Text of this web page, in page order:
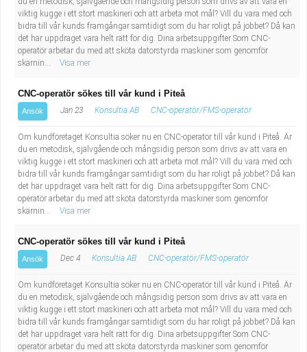
viktig kugge i ett stort maskineri och att arbeta mot mål? Vill du vara med och
bidra till vår kunds framgångar samtidigt som du har roligt på jobbet? Då kan
det här uppdraget vara helt rätt för dig. Dina arbetsuppgifter Som CNC-
operatör arbetar du med att sköta datorstyrda maskiner som genomför
skärnin...
Visa mer
CNC-operatör sökes till vår kund i Piteå
Ansök Jan 23 Konsultia AB CNC-operatör/FMS-operatör
Om kundföretaget Konsultia söker nu en CNC-operatör till vår kund i Piteå. Är
du en metodisk, självgående och mångsidig person som drivs av att vara en
viktig kugge i ett stort maskineri och att arbeta mot mål? Vill du vara med och
bidra till vår kunds framgångar samtidigt som du har roligt på jobbet? Då kan
det här uppdraget vara helt rätt för dig. Dina arbetsuppgifter Som CNC-
operatör arbetar du med att sköta datorstyrda maskiner som genomför
skärnin...
Visa mer
CNC-operatör sökes till vår kund i Piteå
Ansök Dec 4 Konsultia AB CNC-operatör/FMS-operatör
Om kundföretaget Konsultia söker nu en CNC-operatör till vår kund i Piteå. Är
du en metodisk, självgående och mångsidig person som drivs av att vara en
viktig kugge i ett stort maskineri och att arbeta mot mål? Vill du vara med och
bidra till vår kunds framgångar samtidigt som du har roligt på jobbet? Då kan
det här uppdraget vara helt rätt för dig. Dina arbetsuppgifter Som CNC-
operatör arbetar du med att sköta datorstyrda maskiner som genomför